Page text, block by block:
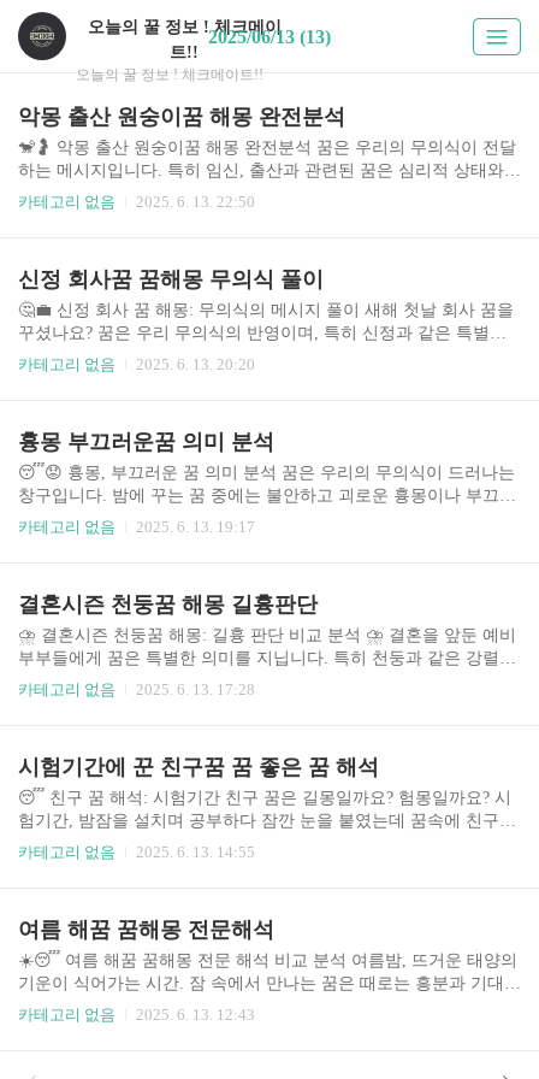
오늘의 꿀 정보 ! 체크메이
트!!
오늘의 꿀 정보 ! 체크메이트!!
2025/06/13 (13)
악몽 출산 원숭이꿈 해몽 완전분석
🐒🤰 악몽 출산 원숭이꿈 해몽 완전분석 꿈은 우리의 무의식이 전달
하는 메시지입니다. 특히 임신, 출산과 관련된 꿈은 심리적 상태와
미래에 대한 불안감을 반영할 수 있습니다. 원숭이가 등장하는 출산
의 꿈 해석에 도움을 드리고자 합니다. 꿈은 개인의 경험과 심리적
상태에 따라 해석이 달라질 수 있으므로, 본 분석은 참고 자료로 활
용하시고 전문가의 도움을 받는 것을 권장합니다. 최근 꿈 해몽에 대
한 관심이 증가하고 있으며, 특히 심리적 불안감을 해소하고 자기 이
해를 높이고자 하는 젊은 세대 사..
카테고리 없음 2025. 6. 13. 22:50
신정 회사꿈 꿈해몽 무의식 풀이
🤔💼 신정 회사 꿈 해몽: 무의식의 메시지 풀이 새해 첫날 회사 꿈을
꾸셨나요? 꿈은 우리 무의식의 반영이며, 특히 신정과 같은 특별한
날에 꾸는 꿈은 더욱 의미심장하게 해석될 수 있습니다. 회사를 배경
층적으로 분석하여 여러분의 무의식을 탐구하는 데 도움을 드리고
자 합니다. 꿈은 단순한 잠재의식의 표현이 아닌, 자신의 삶을 되돌
아보고 미래를 설계하는 중요한 단서가 될 수 있습니다. 이 글을 통
해 꿈의 메시지를 이해하고, 긍정적인 변화를 위한 발판을 마련해 보
세요. ..
카테고리 없음 2025. 6. 13. 20:20
흉몽 부끄러운꿈 의미 분석
😴😟 흉몽, 부끄러운 꿈 의미 분석 꿈은 우리의 무의식이 드러나는
창구입니다. 밤에 꾸는 꿈 중에는 불안하고 괴로운 흉몽이나 부끄러
운 꿈을 꾸는 경우가 있습니다. 이러한 꿈들은 단순히 잠자는 동안의
하고자 합니다. 현대 사회에서 스트레스와 불안이 증가함에 따라 꿈
의 해석에 대한 관심 또한 높아지고 있으며, 이러한 꿈들은 단순한
심리적 반응을 넘어 개인의 정신 건강과 삶의 질에 영향을 미칠 수
있습니다. 따라서 흉몽과 부끄러운 꿈의 의미를 이해하는 것은 자기
성찰과 심리적 안정을 위한 중요한 과정..
카테고리 없음 2025. 6. 13. 19:17
결혼시즌 천둥꿈 해몽 길흉판단
⛈️ 결혼시즌 천둥꿈 해몽: 길흉 판단 비교 분석 ⛈️ 결혼을 앞둔 예비
부부들에게 꿈은 특별한 의미를 지닙니다. 특히 천둥과 같은 강렬한
이미지의 꿈은 더욱 궁금증을 자극하죠. 결혼 준비 과정에서의 스트
이해하고 결혼 준비에 보다 자신감을 가질 수 있도록 돕고자 합니다.
현대 사회에서 꿈 해몽은 단순한 미신이 아닌, 심리적 상태를 반영하
는 하나의 지표로 인식되고 있으며, 점점 더 많은 사람들이 꿈의 의
미를 파악하고자 다양한 해몽 자료를 찾고 있습니다. 결혼이라는 중
대한 인생의 전환기에 꾸는..
카테고리 없음 2025. 6. 13. 17:28
시험기간에 꾼 친구꿈 꿈 좋은 꿈 해석
😴 친구 꿈 해석: 시험기간 친구 꿈은 길몽일까요? 험몽일까요? 시
험기간, 밤잠을 설치며 공부하다 잠깐 눈을 붙였는데 꿈속에 친구가
나타났습니다. 친구의 모습, 행동, 꿈의 분위기는 어떠했나요? 꿈속
꿈의 의미를 탐구하고, 꿈의 유형에 따른 시험 대비 전략을 제시합니
다. 특히 친구의 행동과 꿈의 분위기, 꿈을 꾼 당신의 심리 상태까지
고려하여 보다 정확하고 현실적인 해석을 제공하고자 합니다. 수많
은 학생들이 시험 전날 혹은 시험 기간 중 꿈을 통해 불안감을 느끼
거나, 반대로 긍정..
카테고리 없음 2025. 6. 13. 14:55
여름 해꿈 꿈해몽 전문해석
☀️😴 여름 해꿈 꿈해몽 전문 해석 비교 분석 여름밤, 뜨거운 태양의
기운이 식어가는 시간. 잠 속에서 만나는 꿈은 때로는 흥분과 기대,
때로는 불안과 걱정을 안겨줍니다. 특히 여름에 꾸는 꿈들은 계절적
들을 비교 분석하여, 꿈의 의미를 이해하고 더 나은 삶의 방향을 설
카테고리 없음 2025. 6. 13. 12:43